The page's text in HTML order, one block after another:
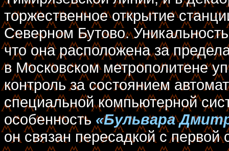
торжественное открытие
Северном Бутово.
что она расположена за
в Московском метрополитене
контроль за состоянием
специальной компьютерной
особенность «Бульвара
он связан пересадкой с первой